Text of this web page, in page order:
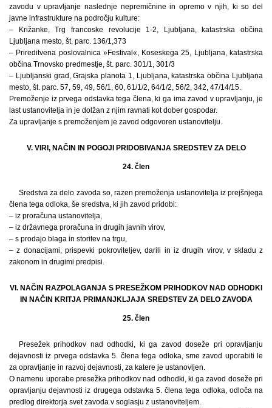
zavodu v upravljanje naslednje nepremičnine in opremo v njih, ki so del
javne infrastrukture na področju kulture:
– Križanke, Trg francoske revolucije 1-2, Ljubljana, katastrska občina
Ljubljana mesto, št. parc. 136/1,373
– Prireditvena poslovalnica »Festival«, Koseskega 25, Ljubljana, katastrska
občina Trnovsko predmestje, št. parc. 301/1, 301/3
– Ljubljanski grad, Grajska planota 1, Ljubljana, katastrska občina Ljubljana
mesto, št. parc. 57, 59, 49, 56/1, 60, 61/1/2, 64/1/2, 56/2, 342, 47/14/15.
Premoženje iz prvega odstavka tega člena, ki ga ima zavod v upravljanju, je
last ustanovitelja in je dolžan z njim ravnati kot dober gospodar.
Za upravljanje s premoženjem je zavod odgovoren ustanovitelju.
V. VIRI, NAČIN IN POGOJI PRIDOBIVANJA SREDSTEV ZA DELO
24. člen
Sredstva za delo zavoda so, razen premoženja ustanovitelja iz prejšnjega
člena tega odloka, še sredstva, ki jih zavod pridobi:
– iz proračuna ustanovitelja,
– iz državnega proračuna in drugih javnih virov,
– s prodajo blaga in storitev na trgu,
– z donacijami, prispevki pokroviteljev, darili in iz drugih virov, v skladu z
zakonom in drugimi predpisi.
VI. NAČIN RAZPOLAGANJA S PRESEŽKOM PRIHODKOV NAD ODHODKI
IN NAČIN KRITJA PRIMANJKLJAJA SREDSTEV ZA DELO ZAVODA
25. člen
Presežek prihodkov nad odhodki, ki ga zavod doseže pri opravljanju
dejavnosti iz prvega odstavka 5. člena tega odloka, sme zavod uporabiti le
za opravljanje in razvoj dejavnosti, za katere je ustanovljen.
O namenu uporabe presežka prihodkov nad odhodki, ki ga zavod doseže pri
opravljanju dejavnosti iz drugega odstavka 5. člena tega odloka, odloča na
predlog direktorja svet zavoda v soglasju z ustanoviteljem.